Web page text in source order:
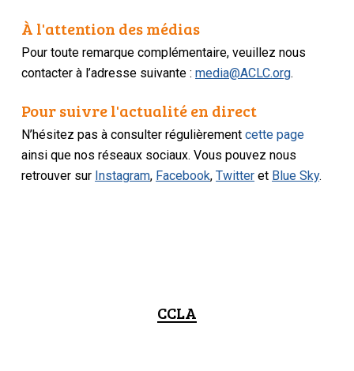
À l'attention des médias
Pour toute remarque complémentaire, veuillez nous
contacter à l’adresse suivante :media@ACLC.org.
Pour suivre l'actualité en direct
N’hésitez pas à consulter régulièrementcette page
ainsi que nos réseaux sociaux. Vous pouvez nous
retrouver sur Instagram, Facebook,Twitter et Blue Sky.
CCLA